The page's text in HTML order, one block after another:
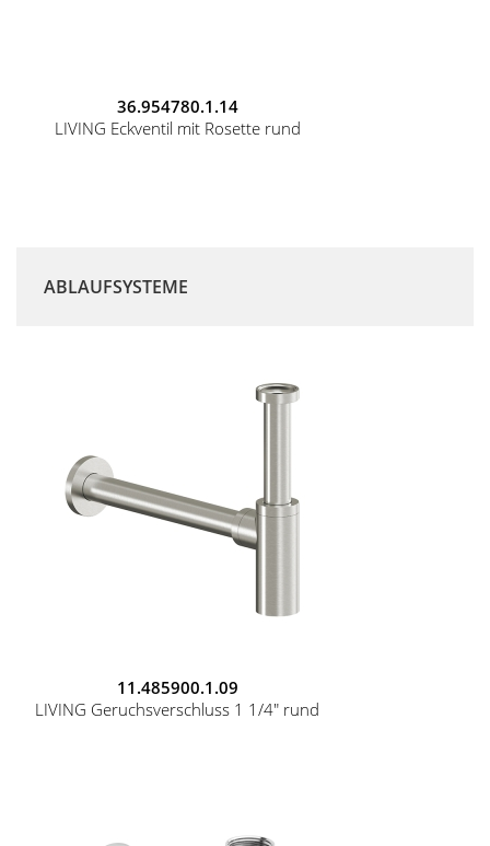
36.954780.1.14
LIVING Eckventil mit Rosette rund
ABLAUFSYSTEME
11.485900.1.09
LIVING Geruchsverschluss 1 1/4" rund